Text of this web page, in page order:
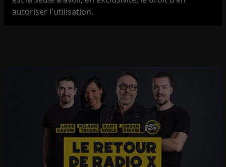
autoriser l'utilisation.